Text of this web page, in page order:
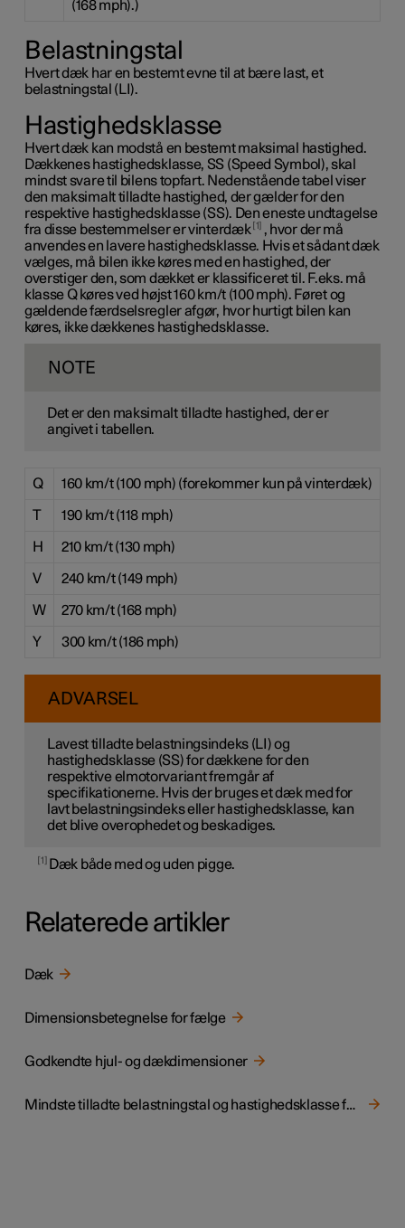
(168 mph).)
Belastningstal
Hvert dæk har en bestemt evne til at bære last, et
belastningstal (LI).
Hastighedsklasse
Hvert dæk kan modstå en bestemt maksimal hastighed.
Dækkenes hastighedsklasse, SS (Speed Symbol), skal
mindst svare til bilens topfart. Nedenstående tabel viser
den maksimalt tilladte hastighed, der gælder for den
respektive hastighedsklasse (SS). Den eneste undtagelse
fra disse bestemmelser er vinterdæk 1
, hvor der må
anvendes en lavere hastighedsklasse. Hvis et sådant dæk
vælges, må bilen ikke køres med en hastighed, der
overstiger den, som dækket er klassificeret til. F.eks. må
klasse Qkøres ved højst160 km/t (100 mph). Føret og
gældende færdselsregler afgør, hvor hurtigt bilen kan
køres, ikke dækkenes hastighedsklasse.
NOTE
Det er den maksimalt tilladte hastighed, der er
angivet i tabellen.
Q 160 km/t (100 mph) (forekommer kun på vinterdæk)
T 190 km/t (118 mph)
H 210 km/t (130 mph)
V 240 km/t (149 mph)
W 270 km/t (168 mph)
Y 300 km/t (186 mph)
ADVARSEL
Lavest tilladte belastningsindeks (LI) og
hastighedsklasse (SS) for dækkene for den
respektive elmotorvariant fremgår af
specifikationerne. Hvis der bruges et dæk med for
lavt belastningsindeks eller hastighedsklasse, kan
det blive overophedet og beskadiges.
1 Dæk både med og uden pigge.
Relaterede artikler
Dæk
Dimensionsbetegnelse for fælge
Godkendte hjul- og dækdimensioner
Mindste tilladte belastningstal og hastighedsklasse for dæk